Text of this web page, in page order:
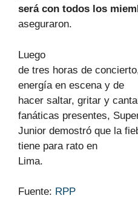
será con todos los
aseguraron.
Luego
de tres horas de
energía en escena y de
hacer saltar, gritar y
fanáticas presentes,
Junior demostró que la
tiene para rato en
Lima.
Fuente: RPP